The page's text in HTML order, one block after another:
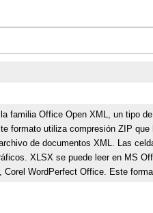
familia Office Open XML, un tipo
formato utiliza compresión ZIP
de documentos XML. Las
XLSX se puede leer en MS
Corel WordPerfect Office. Este